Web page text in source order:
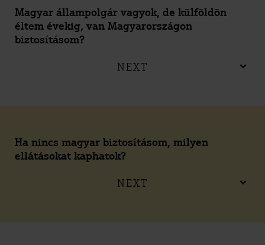
Magyar állampolgár vagyok, de külföldön
éltem évekig, van Magyarországon
biztosításom?
NEXT
Ha nincs magyar biztosításom, milyen
ellátásokat kaphatok?
NEXT